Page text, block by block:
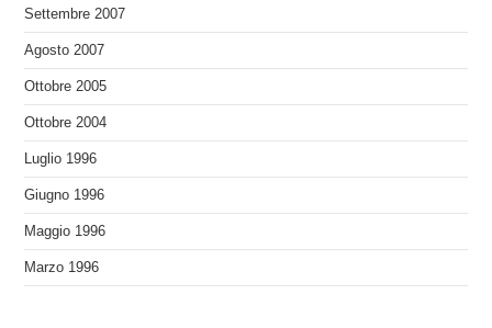
Settembre 2007
Agosto 2007
Ottobre 2005
Ottobre 2004
Luglio 1996
Giugno 1996
Maggio 1996
Marzo 1996